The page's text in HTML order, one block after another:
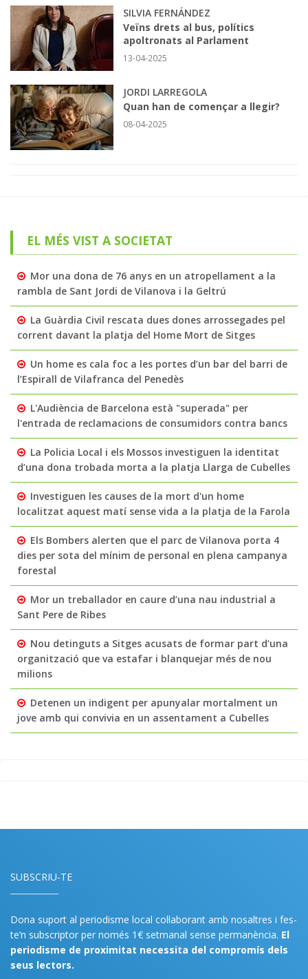
SILVIA FERNÁNDEZ
Veïns drets al bus, polítics
apoltronats al Parlament
13-04-2025
JORDI LARREGOLA
Quan han de començar a llegir?
08-04-2025
EL MÉS VIST A SOCIETAT
Mor una dona de 76 anys en un atropellament a la
rambla de Sant Jordi de Vilanova i la Geltrú
La Guàrdia Civil rescata dues dones arrossegades pel
corrent davant la platja del Home Mort de Sitges
Un home es cala foc a les portes d’un bar del barri de
l’Espirall de Vilafranca del Penedès
L'Audiència de Barcelona està "superada" per
l'entrada de reclamacions de consumidors contra bancs
La Policia Local i els Mossos investiguen la identitat
d’una dona trobada morta a la platja Llarga de Cubelles
Investiguen les causes de la mort d'un home
localitzat aquest matí sense vida a la platja de la Farola
Els Bombers alerten que el parc de Vilanova porta 4
dies per sota del mínim de personal en plena campanya
forestal
Mor un treballador en caure d’una nau industrial a
Sant Pere de Ribes
Nou detinguts a Sitges acusats de formar part d’una
organització que va estafar i blanquejar més de nou
milions
Detenen un indigent per apunyalar mortalment un
jove amb qui convivia en un assentament a Cubelles
SUBSCRIU-TE
Dona suport al periodisme local col·laborant amb nosaltres i fes-
te’n subscriptor per només 1€ setmanal sense permanència. El
periodisme de proximitat necessita del compromís dels
seus lectors.